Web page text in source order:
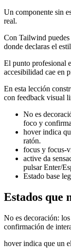
Un componente sin
real.
Con Tailwind
donde declaras el
El punto profesional
accesibilidad cae en
En esta lección
con feedback visual
No es
foco y
hover indica
ratón.
focus y focus-
active da
pulsar Enter/
Estado base
Estados que
No es decoración:
confirmación de
hover indica que un